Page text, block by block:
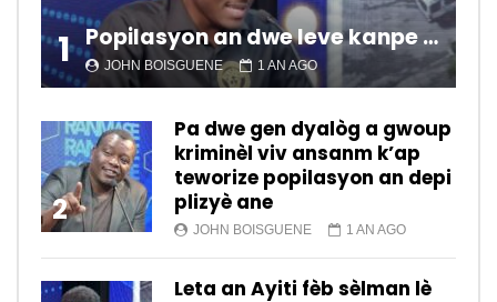
1 Popilasyon an dwe leve kanpe pou chanje sitiyasyon kawotik l’ap viv nan peyi a.
JOHN BOISGUENE 1 AN AGO
2
Pa dwe gen dyalòg a gwoup
kriminèl viv ansanm k’ap
teworize popilasyon an depi
plizyè ane
JOHN BOISGUENE 1 AN AGO
Leta an Ayiti fèb sèlman lè